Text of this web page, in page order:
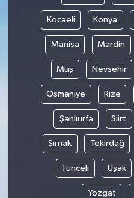
Kocaeli Konya
Manisa Mardin
Muş Nevşehir
Osmaniye Rize
Şanlıurfa Siirt
Şırnak Tekirdağ
Tunceli Uşak
Yozgat